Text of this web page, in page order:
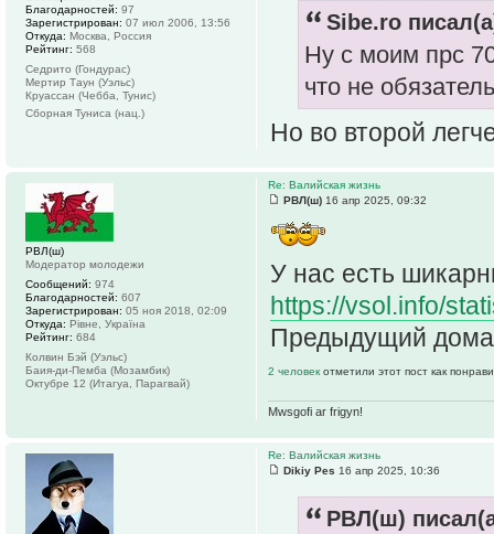
Sibe.ro
Ну с моим прс
что не
Но во второй
Благодарностей: 97
Зарегистрирован: 07 июл 2006, 13:56
Откуда: Москва, Россия
Рейтинг: 568
Седрито (Гондурас)
Мертир Таун (Уэльс)
Круассан (Чебба, Тунис)
Сборная Туниса (нац.)
Re: Валийская жизнь
РВЛ(ш) 16 апр 2025, 09:32
У нас есть
https://vsol.info/
Предыдущий
2 человек отметили этот пост как
Mwsgofi ar frigyn!
РВЛ(ш)
Модератор молодежи
Сообщений: 974
Благодарностей: 607
Зарегистрирован: 05 ноя 2018, 02:09
Откуда: Рiвне, Україна
Рейтинг: 684
Колвин Бэй (Уэльс)
Баия-ди-Пемба (Мозамбик)
Октубре 12 (Итагуа, Парагвай)
Re: Валийская жизнь
Dikiy Pes 16 апр 2025, 10:36
РВЛ(ш)